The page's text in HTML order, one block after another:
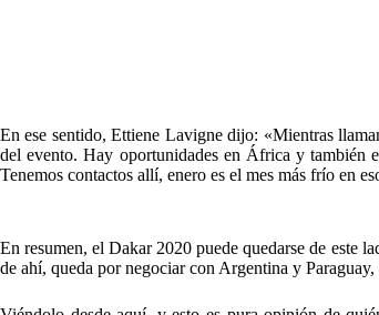
En ese sentido, Ettiene Lavigne dijo: «Mientras
del evento. Hay oportunidades en África y también
Tenemos contactos allí, enero es el mes más frío en
En resumen, el Dakar 2020 puede quedarse de este
de ahí, queda por negociar con Argentina y